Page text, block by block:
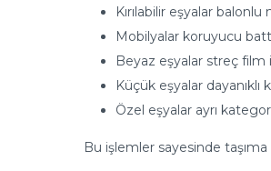
Kırılabilir eşyalar balonlu
Mobilyalar koruyucu
Beyaz eşyalar streç
Küçük eşyalar
Özel eşyalar ayrı
Bu işlemler sayesinde